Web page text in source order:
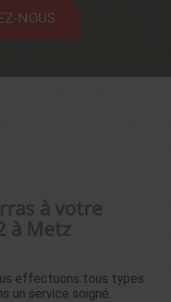
NOUS
à votre
à Metz
effectuons tous types
un service soigné.